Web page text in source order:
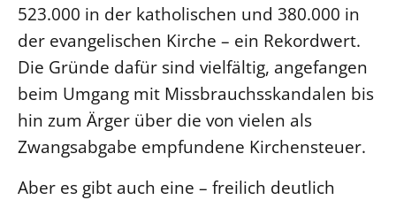
523.000 in der katholischen und 380.000 in
der evangelischen Kirche – ein Rekordwert.
Die Gründe dafür sind vielfältig, angefangen
beim Umgang mit Missbrauchsskandalen bis
hin zum Ärger über die von vielen als
Zwangsabgabe empfundene Kirchensteuer.
Aber es gibt auch eine – freilich deutlich
Datenschutz
Geschäftsstelle Landessynode
LANDESSYNODE
27. Landessynode
Kontakt